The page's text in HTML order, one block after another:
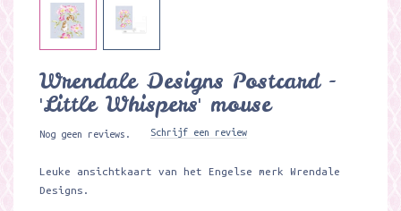
Wrendale Designs Postcard -
'Little Whispers' mouse
Nog geen reviews. Schrijf een review
Leuke ansichtkaart van het Engelse merk Wrendale
Designs.